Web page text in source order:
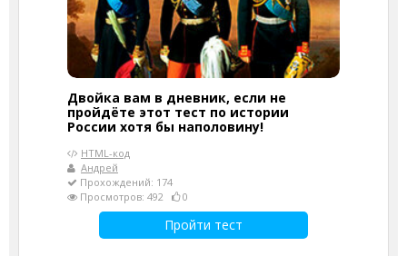
Двойка вам в дневник, если не
пройдёте этот тест по истории
России хотя бы наполовину!
HTML-код
Андрей
Прохождений: 174
Просмотров: 492
0
Пройти тест